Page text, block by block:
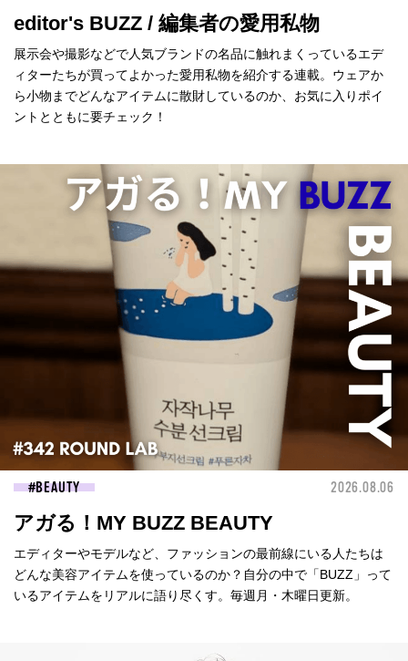
editor's BUZZ / 編集者の愛用私物
展示会や撮影などで人気ブランドの名品に触れまくっているエデ
ィターたちが買ってよかった愛用私物を紹介する連載。ウェアか
ら小物までどんなアイテムに散財しているのか、お気に入りポイ
ントとともに要チェック！
BEAUTY 2026.08.06
アガる！MY BUZZ BEAUTY
エディターやモデルなど、ファッションの最前線にいる人たちは
どんな美容アイテムを使っているのか？自分の中で「BUZZ」って
いるアイテムをリアルに語り尽くす。毎週月・木曜日更新。